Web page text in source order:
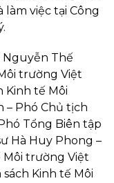
việc tại Công
Nguyễn Thế
trường Việt
Kinh tế Môi
Phó Chủ tịch
Tổng Biên tập
Hà Huy Phong –
Môi trường Việt
Kinh tế Môi